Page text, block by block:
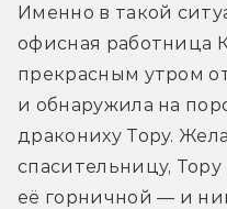
Именно в такой
офисная работница
прекрасным утром
и обнаружила на
дракониху Тору.
спасительницу,
её горничной — и